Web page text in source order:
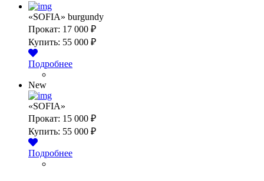
«SOFIA» burgundy
Прокат: 17 000 ₽
Купить: 55 000 ₽
Подробнее
New
«SOFIA»
Прокат: 15 000 ₽
Купить: 55 000 ₽
Подробнее